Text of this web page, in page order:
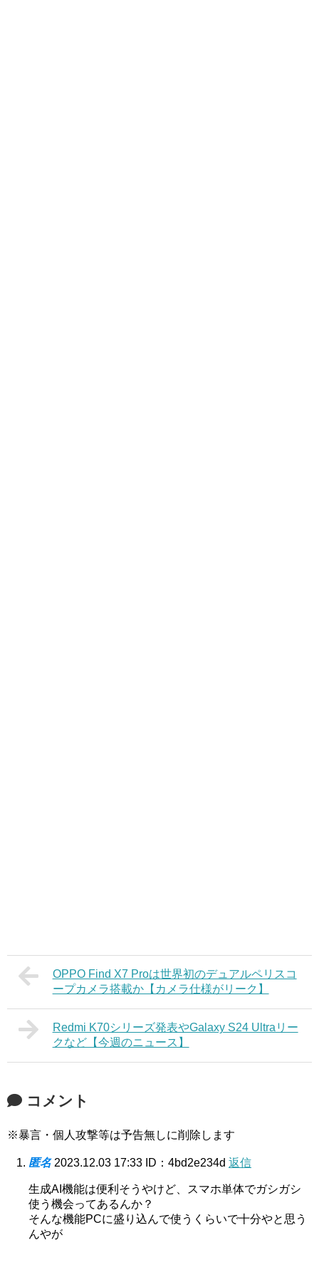
OPPO Find X7 Proは世界初のデュアルペリスコ
ープカメラ搭載か【カメラ仕様がリーク】
Redmi K70シリーズ発表やGalaxy S24 Ultraリー
クなど【今週のニュース】
コメント
※暴言・個人攻撃等は予告無しに削除します
匿名 2023.12.03 17:33 ID：4bd2e234d 返信
生成AI機能は便利そうやけど、スマホ単体でガシガシ
使う機会ってあるんか？
そんな機能PCに盛り込んで使うくらいで十分やと思う
んやが